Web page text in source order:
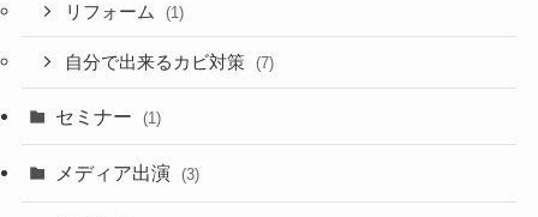
リフォーム (1)
自分で出来るカビ対策 (7)
セミナー (1)
メディア出演 (3)